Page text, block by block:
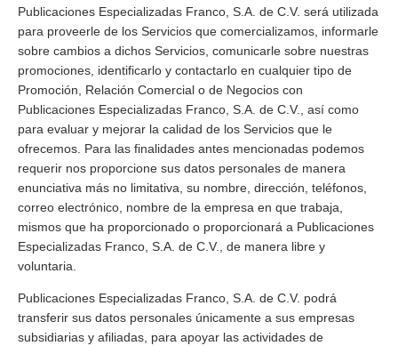
Publicaciones Especializadas Franco, S.A. de C.V. será utilizada
para proveerle de los Servicios que comercializamos, informarle
sobre cambios a dichos Servicios, comunicarle sobre nuestras
promociones, identificarlo y contactarlo en cualquier tipo de
Promoción, Relación Comercial o de Negocios con
Publicaciones Especializadas Franco, S.A. de C.V., así como
para evaluar y mejorar la calidad de los Servicios que le
ofrecemos. Para las finalidades antes mencionadas podemos
requerir nos proporcione sus datos personales de manera
enunciativa más no limitativa, su nombre, dirección, teléfonos,
correo electrónico, nombre de la empresa en que trabaja,
mismos que ha proporcionado o proporcionará a Publicaciones
Especializadas Franco, S.A. de C.V., de manera libre y
voluntaria.
Publicaciones Especializadas Franco, S.A. de C.V. podrá
transferir sus datos personales únicamente a sus empresas
subsidiarias y afiliadas, para apoyar las actividades de